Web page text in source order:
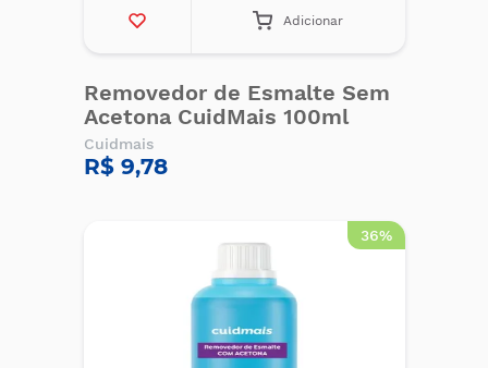
Adicionar
Removedor de Esmalte Sem
Acetona CuidMais 100ml
Cuidmais
R$ 9,78
36%